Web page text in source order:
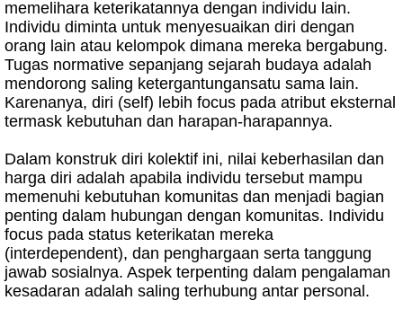
memelihara keterikatannya dengan individu lain.
Individu diminta untuk menyesuaikan diri dengan
orang lain atau kelompok dimana mereka bergabung.
Tugas normative sepanjang sejarah budaya adalah
mendorong saling ketergantungansatu sama lain.
Karenanya, diri (self) lebih focus pada atribut eksternal
termask kebutuhan dan harapan-harapannya.
Dalam konstruk diri kolektif ini, nilai keberhasilan dan
harga diri adalah apabila individu tersebut mampu
memenuhi kebutuhan komunitas dan menjadi bagian
penting dalam hubungan dengan komunitas. Individu
focus pada status keterikatan mereka
(interdependent), dan penghargaan serta tanggung
jawab sosialnya. Aspek terpenting dalam pengalaman
kesadaran adalah saling terhubung antar personal.